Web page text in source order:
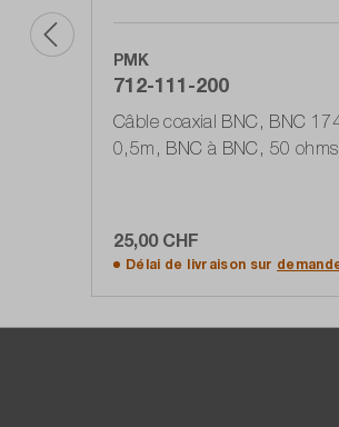
PMK
712-111-200
Câble coaxial BNC, BNC
0,5m, BNC à BNC, 50 ohms
25,00 CHF
Délai de livraison sur